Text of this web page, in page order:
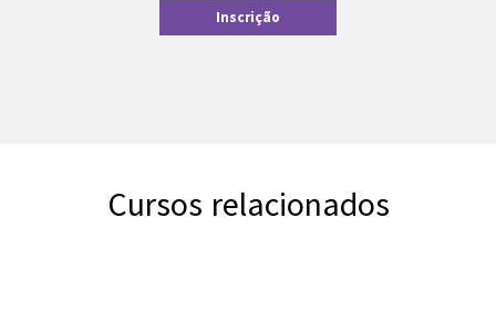
Inscrição
Cursos relacionados